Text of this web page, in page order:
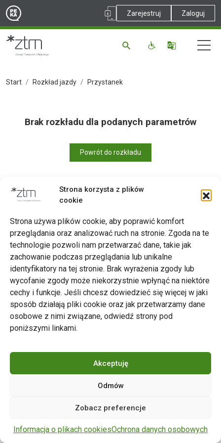
Strona korzysta z plików
cookie
Strona używa plików cookie, aby poprawić komfort
przeglądania oraz analizować ruch na stronie. Zgoda na te
technologie pozwoli nam przetwarzać dane, takie jak
zachowanie podczas przeglądania lub unikalne
identyfikatory na tej stronie. Brak wyrażenia zgody lub
wycofanie zgody może niekorzystnie wpłynąć na niektóre
cechy i funkcje. Jeśli chcesz dowiedzieć się więcej w jaki
sposób działają pliki cookie oraz jak przetwarzamy dane
osobowe z nimi związane, odwiedź strony pod
poniższymi linkami.
Akceptuję
Odmów
Zobacz preferencje
Informacja o plikach cookiesOchrona danych osobowych
Zarejestruj Zaloguj
Start Rozkład jazdy Przystanek
Brak rozkładu dla podanych parametrów
Powrót do rozkładu
Zarząd Transportu Miejskiego w Poznaniu
Napisz do nas
tel. 61 646 33 44
ul. Matejki 59, 60-770 Poznań
zastrzeżone.